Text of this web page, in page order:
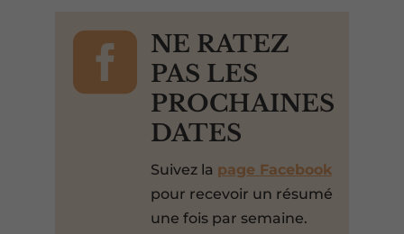

NE RATEZ
PAS LES
PROCHAINES
DATES
Suivez la page Facebook
pour recevoir un résumé
une fois par semaine.